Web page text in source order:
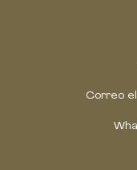
Correo